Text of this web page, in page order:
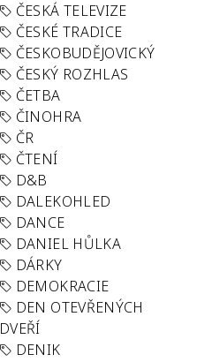
ČESKÁ TELEVIZE
ČESKÉ TRADICE
ČESKOBUDĚJOVICKÝ
ČESKÝ ROZHLAS
ČETBA
ČINOHRA
ČR
ČTENÍ
D&B
DALEKOHLED
DANCE
DANIEL HŮLKA
DÁRKY
DEMOKRACIE
DEN OTEVŘENÝCH
DVEŘÍ
DENIK